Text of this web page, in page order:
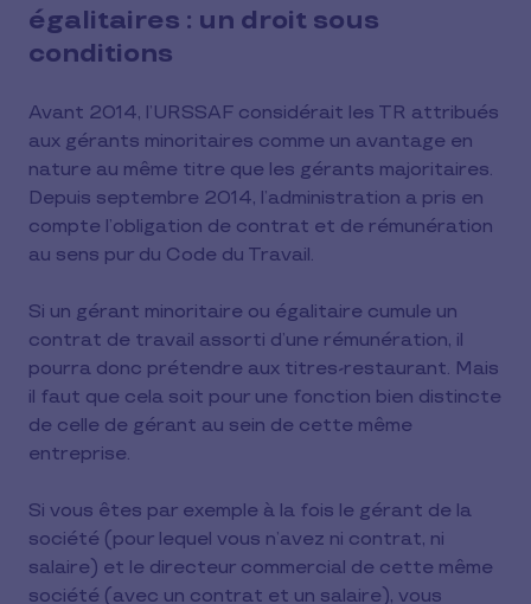
égalitaires : un droit sous
conditions
Avant 2014, l’URSSAF considérait les TR attribués
aux gérants minoritaires comme un avantage en
nature au même titre que les gérants majoritaires.
Depuis septembre 2014, l’administration a pris en
compte l’obligation de contrat et de rémunération
au sens pur du Code du Travail.
Si un gérant minoritaire ou égalitaire cumule un
contrat de travail assorti d’une rémunération, il
pourra donc prétendre aux titres-restaurant. Mais
il faut que cela soit pour une fonction bien distincte
de celle de gérant au sein de cette même
entreprise.
Si vous êtes par exemple à la fois le gérant de la
société (pour lequel vous n’avez ni contrat, ni
salaire) et le directeur commercial de cette même
société (avec un contrat et un salaire), vous